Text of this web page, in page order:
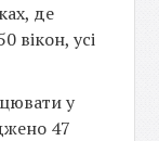
де
вікон, усі
у
47